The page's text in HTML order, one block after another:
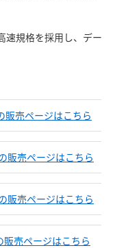
規格を採用し、デー
販売ページはこちら
販売ページはこちら
販売ページはこちら
販売ページはこちら